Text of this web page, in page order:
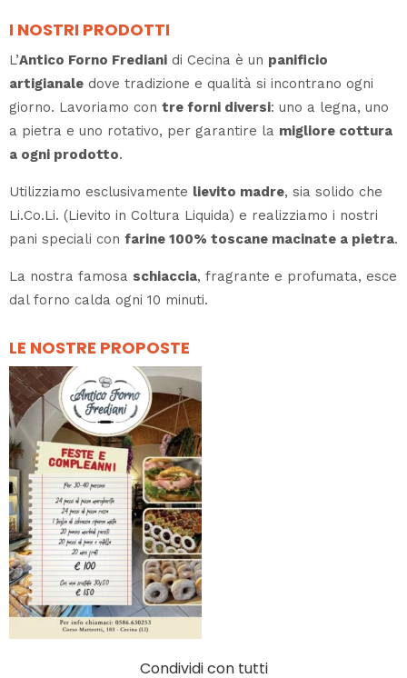
I NOSTRI PRODOTTI
L’Antico Forno Frediani di Cecina è un panificio
artigianale dove tradizione e qualità si incontrano ogni
giorno. Lavoriamo con tre forni diversi: uno a legna, uno
a pietra e uno rotativo, per garantire la migliore cottura
a ogni prodotto.
Utilizziamo esclusivamente lievito madre, sia solido che
Li.Co.Li. (Lievito in Coltura Liquida) e realizziamo i nostri
pani speciali con farine 100% toscane macinate a pietra.
La nostra famosa schiaccia, fragrante e profumata, esce
dal forno calda ogni 10 minuti.
LE NOSTRE PROPOSTE
Condividi con tutti